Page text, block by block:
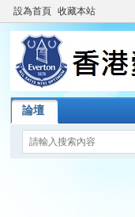
設為首頁 收藏本站
論壇